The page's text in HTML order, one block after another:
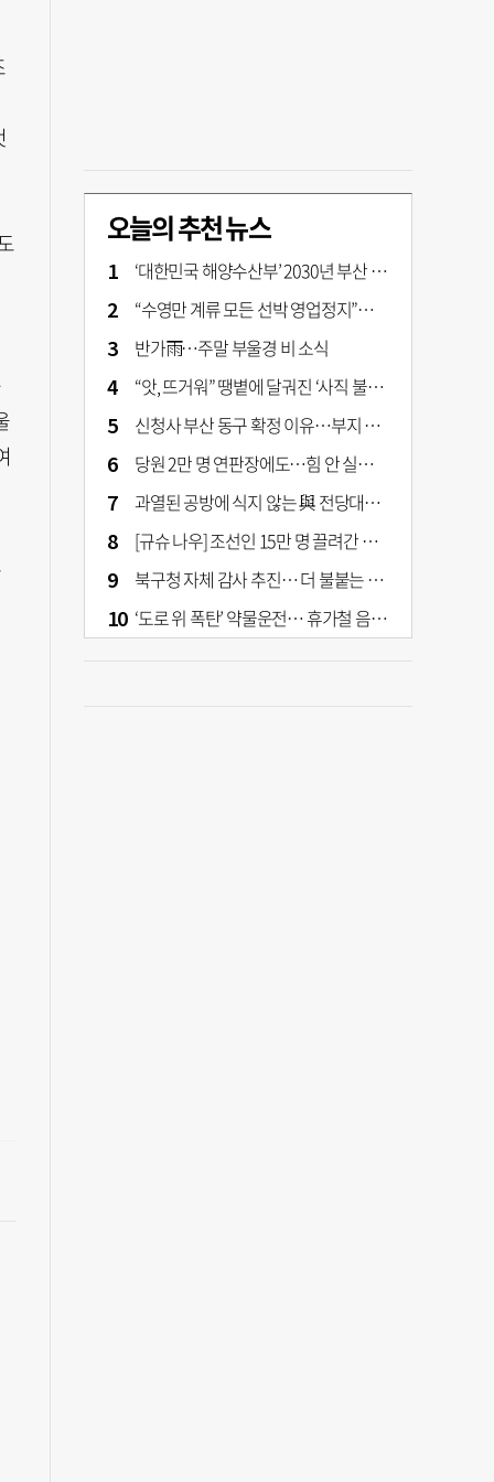
오늘의 추천 뉴스
‘대한민국 해양수산부’ 2030년 부산 북항시대 연다
“수영만 계류 모든 선박 영업정지”… 재개발 속도전
반가雨…주말 부울경 비 소식
“앗, 뜨거워” 땡볕에 달궈진 ‘사직 불가마’ 관중석 무려 70도
신청사 부산 동구 확정 이유…부지 용이성·접근성·집적 가능성이 운명 갈랐다 [해수부 북항 시대]
당원 2만 명 연판장에도…힘 안 실리는 ‘장동혁 사퇴’ 공세
과열된 공방에 식지 않는 與 전당대회… 호남·수도권 집중하는 후보들
[규슈 나우] 조선인 15만 명 끌려간 치쿠호 탄광… 대를 이은 진실 캐기
북구청 자체 감사 추진… 더 불붙는 북구 신청사 갈등
‘도로 위 폭탄’ 약물운전… 휴가철 음주와 병행 단속 [교통안전, 시민이 만든다]